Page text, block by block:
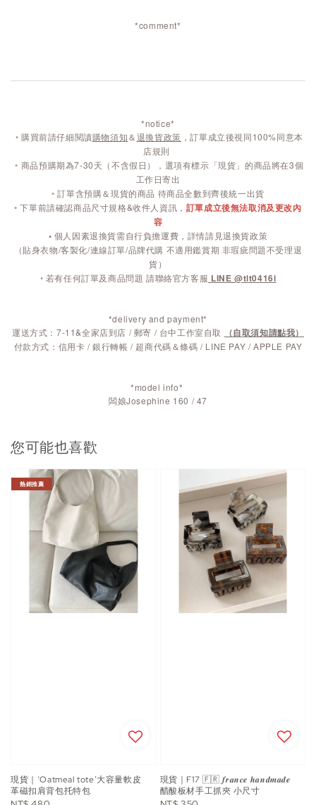
*comment*
*notice*
◦ 購買前請仔細閱讀購物須知＆退換貨政策 ，訂單成立後視同100%同意本
店規則
◦ 商品預購期為7-30天（不含假日），選項有標示「現貨」的商品將在3個
工作日寄出
◦ 訂單含預購＆現貨的商品 待商品全數到齊後統一出貨
◦ 下單前請確認商品尺寸規格&收件人資訊， 訂單成立後無法取消及更改內
容
◦ 個人因素退換貨需自行負擔運費，詳情請見退換貨政策
（貼身衣物/客製化/連線訂單/品牌代購 不適用鑑賞期 非瑕疵問題不受理退
貨）
◦ 若有任何訂單及商品問題 請聯絡官方客服 LINE @tlt0416i
*delivery and payment*
運送方式：7-11&全家店到店 / 郵寄 / 台中工作室自取
（自取須知請點我）
付款方式：信用卡 / 銀行轉帳 / 超商代碼＆條碼 / LINE PAY / APPLE PAY
*model info*
闆娘Josephine 160 / 47
您可能也喜歡
熱銷推薦
現貨｜‘Oatmeal tote’大容量軟皮
革磁扣肩背包托特包
現貨｜F17 🇫🇷 𝒇𝒓𝒂𝒏𝒄𝒆 𝒉𝒂𝒏𝒅𝒎𝒂𝒅𝒆
醋酸板材手工抓夾 小尺寸